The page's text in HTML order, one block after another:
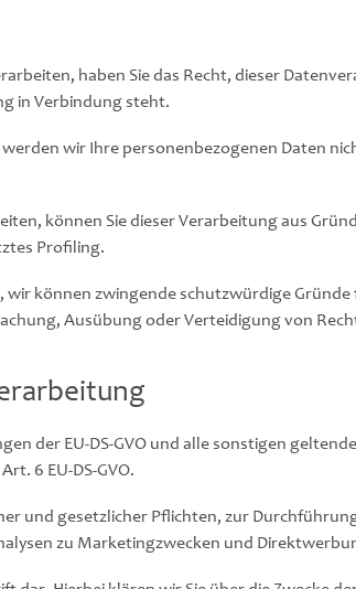
haben Sie das Recht, dieser
in Verbindung steht.
wir Ihre personenbezogenen Daten
können Sie dieser Verarbeitung aus
Profiling.
können zwingende schutzwürdige
Ausübung oder Verteidigung von
der EU-DS-GVO und alle sonstigen
6 EU-DS-GVO.
und gesetzlicher Pflichten, zur
zu Marketingzwecken und